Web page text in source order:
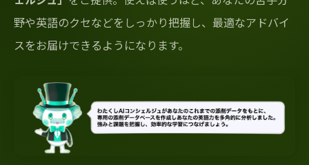
野や英語のクセなどをしっかり把握し、最適なアドバイ
スをお届けできるようになります。